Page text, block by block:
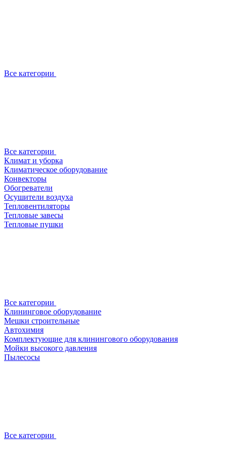
Все категории
Все категории
Климат и уборка
Климатическое оборудование
Конвекторы
Обогреватели
Осушители воздуха
Тепловентиляторы
Тепловые завесы
Тепловые пушки
Все категории
Клининговое оборудование
Мешки строительные
Автохимия
Комплектующие для клинингового оборудования
Мойки высокого давления
Пылесосы
Все категории